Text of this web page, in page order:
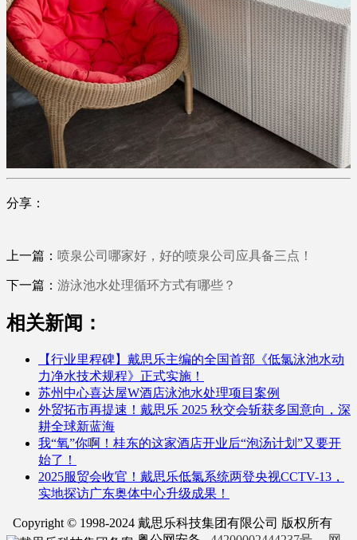
分享：
上一篇： 喷泉公司哪家好，好的喷泉公司应具备三点！
下一篇： 游泳池水处理循环方式有哪些？
相关新闻：
【行业里程碑】戴思乐主编的全国首部《低氯泳池水动
力净水技术规程》正式实施！
苏州中心喜达屋W酒店泳池水处理项目案例
外贸拓市再提速！戴思乐 2025 秋交会斩获多国意向，深
耕全球新蓝海
我“氧”你啊！桂东的这家酒店开业后“泡汤计划”又要开
始了！
2025服贸会收官！戴思乐低氯系统两登央视CCTV-13，
实地探访广东奥体中心升级成果！
Copyright © 1998-2024 戴思乐科技集团有限公司 版权所有